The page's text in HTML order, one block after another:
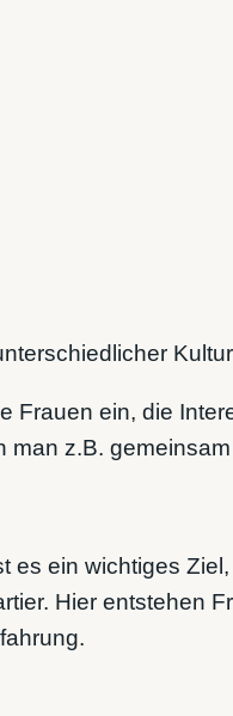
ein, die
z.B.
es ein wichtiges
Hier entstehen